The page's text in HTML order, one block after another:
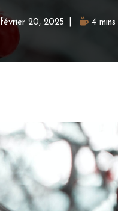
février 20, 2025 4